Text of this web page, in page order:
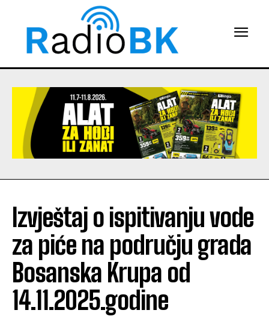
Izvještaj o ispitivanju vode
za piće na području grada
Bosanska Krupa od
14.11.2025.godine